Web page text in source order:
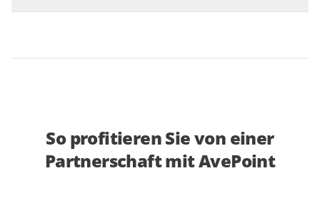
So profitieren Sie von einer
Partnerschaft mit AvePoint